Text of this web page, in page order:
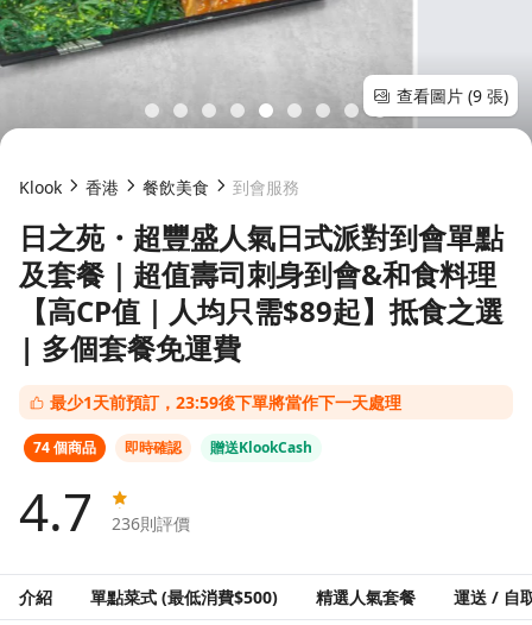
查看圖片 (9 張)
Klook 香港 餐飲美食 到會服務
日之苑・超豐盛人氣日式派對到會單點
及套餐｜超值壽司刺身到會&和食料理
【高CP值｜人均只需$89起】抵食之選
| 多個套餐免運費
最少1天前預訂，23:59後下單將當作下一天處理
74 個商品 即時確認 贈送KlookCash
4.7 236則評價
介紹 單點菜式 (最低消費$500) 精選人氣套餐 運送 / 自